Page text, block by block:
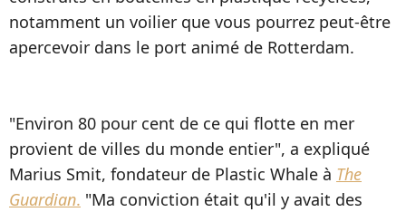
notamment un voilier que vous pourrez peut-être
apercevoir dans le port animé de Rotterdam.
"Environ 80 pour cent de ce qui flotte en mer
provient de villes du monde entier", a expliqué
Marius Smit, fondateur de Plastic Whale à The
Guardian. "Ma conviction était qu'il y avait des